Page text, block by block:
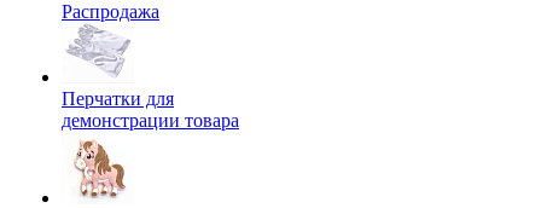
Распродажа
Перчатки для
демонстрации товара